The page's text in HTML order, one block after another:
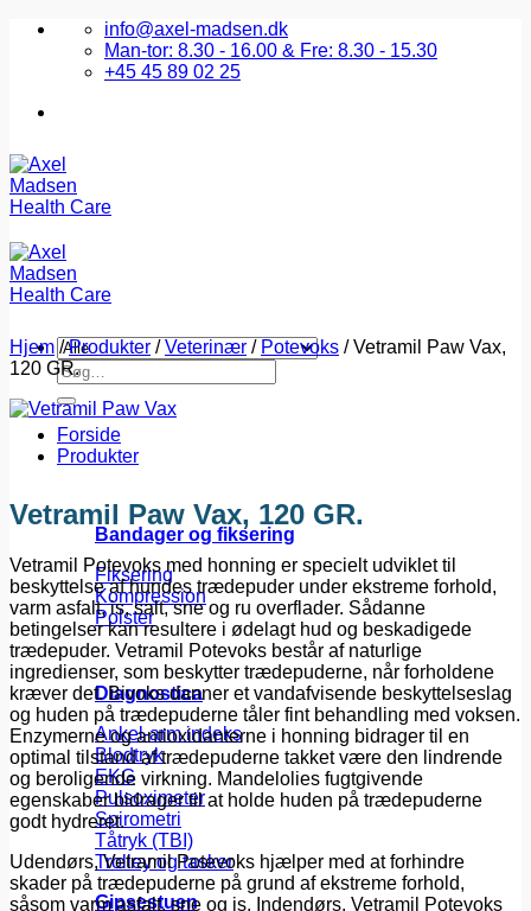
Fortsæt
info@axel-madsen.dk
Man-tor: 8.30 - 16.00 & Fre: 8.30 - 15.30
+45 45 89 02 25
Søg
efter:
Forside
Produkter
Bandager og fiksering
Fiksering
Kompression
Polster
Diagnostica
Ankel-arm indeks
Blodtryk
EKG
Pulsoximeter
Spirometri
Tåtryk (TBI)
Trolley og tasker
Gipsestuen
Hjem /Produkter /Veterinær / Potevoks /Vetramil Paw Vax,
120 GR.
Vetramil Paw Vax, 120 GR.
Vetramil Potevoks med honning er specielt udviklet til
beskyttelse af hundes trædepuder under ekstreme forhold,
varm asfalt, is, salt, sne og ru overflader. Sådanne
betingelser kan resultere i ødelagt hud og beskadigede
trædepuder. Vetramil Potevoks består af naturlige
ingredienser, som beskytter trædepuderne, når forholdene
kræver det. Bivoks danner et vandafvisende beskyttelseslag
og huden på trædepuderne tåler fint behandling med voksen.
Enzymerne og antioxidanterne i honning bidrager til en
optimal tilstand af trædepuderne takket være den lindrende
og beroligende virkning. Mandelolies fugtgivende
egenskaber bidrager til at holde huden på trædepuderne
godt hydreret.
Udendørs, Vetramil Potevoks hjælper med at forhindre
skader på trædepuderne på grund af ekstreme forhold,
såsom varm asfalt, sne og is. Indendørs, Vetramil Potevoks